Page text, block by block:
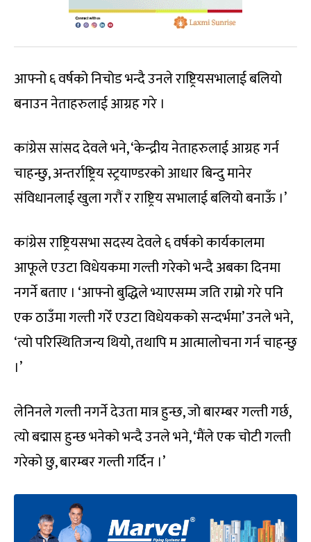
आफ्नो ६ वर्षको निचोड भन्दै उनले राष्ट्रियसभालाई बलियो
बनाउन नेताहरुलाई आग्रह गरे ।
कांग्रेस सांसद देवले भने, ‘केन्द्रीय नेताहरुलाई आग्रह गर्न
चाहन्छु, अन्तर्राष्ट्रिय स्ट्रयाण्डरको आधार बिन्दु मानेर
संविधानलाई खुला गरौं र राष्ट्रिय सभालाई बलियो बनाऊँ ।’
कांग्रेस राष्ट्रियसभा सदस्य देवले ६ वर्षको कार्यकालमा
आफूले एउटा विधेयकमा गल्ती गरेको भन्दै अबका दिनमा
नगर्ने बताए । ‘आफ्नो बुद्धिले भ्याएसम्म जति राम्रो गरे पनि
एक ठाउँमा गल्ती गरेँ एउटा विधेयकको सन्दर्भमा’ उनले भने,
‘त्यो परिस्थितिजन्य थियो, तथापि म आत्मालोचना गर्न चाहन्छु
।’
लेनिनले गल्ती नगर्ने देउता मात्र हुन्छ, जो बारम्बर गल्ती गर्छ,
त्यो बद्मास हुन्छ भनेको भन्दै उनले भने, ‘मैंले एक चोटी गल्ती
गरेको छु, बारम्बर गल्ती गर्दिन ।’